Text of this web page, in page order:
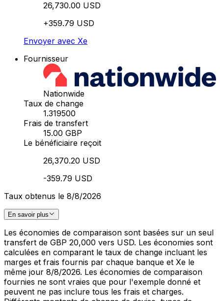
26,730.00 USD
+359.79 USD
Envoyer avec Xe
Fournisseur
Nationwide
Taux de change
1.319500
Frais de transfert
15.00 GBP
Le bénéficiaire reçoit
26,370.20 USD
-359.79 USD
Taux obtenus le 8/8/2026
En savoir plus
Les économies de comparaison sont basées sur un seul
transfert de GBP 20,000 vers USD. Les économies sont
calculées en comparant le taux de change incluant les
marges et frais fournis par chaque banque et Xe le
même jour 8/8/2026. Les économies de comparaison
fournies ne sont vraies que pour l'exemple donné et
peuvent ne pas inclure tous les frais et charges.